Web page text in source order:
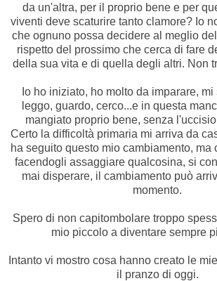
da un'altra, per il proprio bene e per
viventi deve scaturire tanto clamore? Io
che ognuno possa decidere al meglio
rispetto del prossimo che cerca di fare
della sua vita e di quella degli altri. Non
Io ho iniziato, ho molto da imparare,
leggo, guardo, cerco...e in questa
mangiato proprio bene, senza
Certo la difficoltà primaria mi arriva da
ha seguito questo mio cambiamento, ma
facendogli assaggiare qualcosina, si
mai disperare, il cambiamento può
momento.
Spero di non capitombolare troppo
mio piccolo a diventare sempre
Intanto vi mostro cosa hanno creato le
il pranzo di oggi.